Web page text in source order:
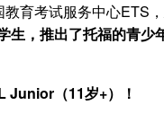
育考试服务中心ETS，
生，推出了托福的青少
Junior（11岁+）！